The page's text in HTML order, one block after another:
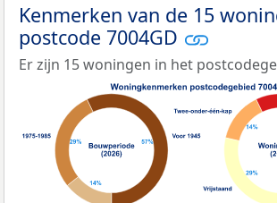
Kenmerken van de 15
postcode 7004GD
Er zijn 15 woningen in het